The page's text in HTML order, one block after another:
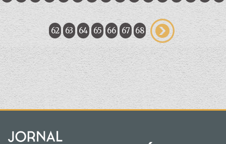
62 63 64 65 66 67 68